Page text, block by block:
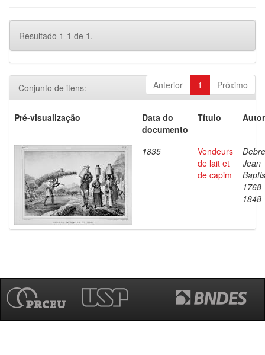
Resultado 1-1 de 1.
Anterior 1 Próximo
Conjunto de itens:
Pré-visualização
Data do
documento
Título
1835
Vendeurs
de lait et
de capim
Jean
1768-
1848